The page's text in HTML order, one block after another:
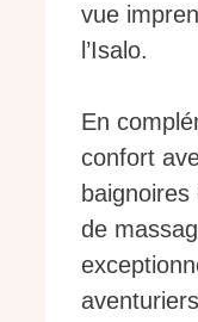
vue
l’Isalo.
En
confort
de